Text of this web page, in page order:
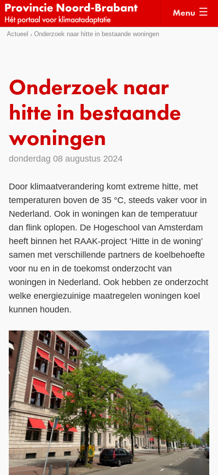
Sla
naar
menu
naar
pagina
Menu
Actueel Onderzoek naar hitte in bestaande woningen
Onderzoek naar
hitte in bestaande
woningen
donderdag 08 augustus 2024
Door klimaatverandering komt extreme hitte, met
temperaturen boven de 35 °C, steeds vaker voor in
Nederland. Ook in woningen kan de temperatuur
dan flink oplopen. De Hogeschool van Amsterdam
heeft binnen het RAAK-project ‘Hitte in de woning’
samen met verschillende partners de koelbehoefte
voor nu en in de toekomst onderzocht van
woningen in Nederland. Ook hebben ze onderzocht
welke energiezuinige maatregelen woningen koel
kunnen houden.
Actueel
Klimaatverhalen
Hulpmiddelen
Voorbeelden
Subsidies
Contact
Over ons
LIFE-IP Klimaatadaptatie
Weerbaar Dommelland